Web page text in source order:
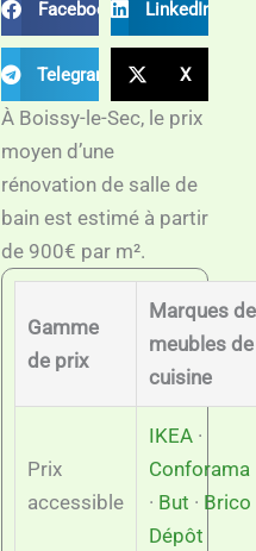
Facebook LinkedIn
Telegram X
À Boissy-le-Sec, le prix
moyen d’une
rénovation de salle de
bain est estimé à partir
de 900€ par m².
Gamme
de prix
Marques de
meubles de
cuisine
Prix
accessible
IKEA ·
Conforama
· But · Brico
Dépôt